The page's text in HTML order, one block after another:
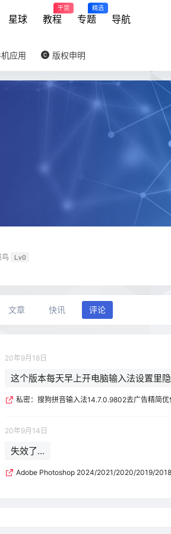
星球 教程
干货
专题
精选
导航
应用 版权申明
鸟
Lv0
文章 快讯 评论
20年9月18日
这个版本每天早上开电脑输入法设置里
私密：搜狗拼音输入法14.7.0.9802去广告精简
20年9月14日
失效了...
Adobe Photoshop 2024/2021/2020/2019/2018